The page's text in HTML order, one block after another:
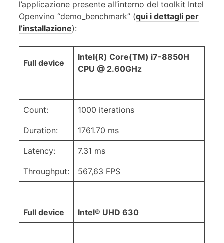
l’applicazione presente all’interno del toolkit Intel
Openvino “demo_benchmark” (qui i dettagli per
l’installazione):
Full device
Intel(R) Core(TM) i7-8850H
CPU @ 2.60GHz
Count: 1000 iterations
Duration: 1761.70 ms
Latency: 7.31 ms
Throughput: 567,63 FPS
Full device Intel® UHD 630